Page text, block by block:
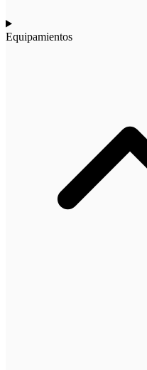
Equipamientos